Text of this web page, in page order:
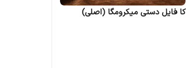
کا فایل دستی میکرومگا (اصلی)